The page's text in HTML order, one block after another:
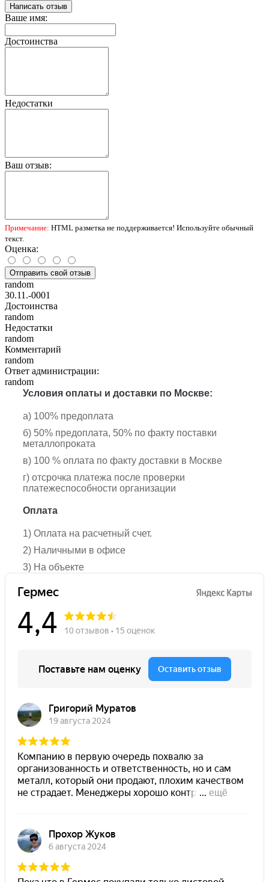
Написать отзыв
Ваше имя:
Достоинства
Недостатки
Ваш отзыв:
Примечание: HTML разметка не поддерживается! Используйте обычный
текст.
Оценка:
Отправить свой отзыв
random
30.11.-0001
Достоинства
random
Недостатки
random
Комментарий
random
Ответ администрации:
random
Условия оплаты и доставки по Москве:
а) 100% предоплата
б) 50% предоплата, 50% по факту поставки
металлопроката
в) 100 % оплата по факту доставки в Москве
г) отсрочка платежа после проверки
платежеспособности организации
Оплата
1) Оплата на расчетный счет.
2) Наличными в офисе
3) На объекте